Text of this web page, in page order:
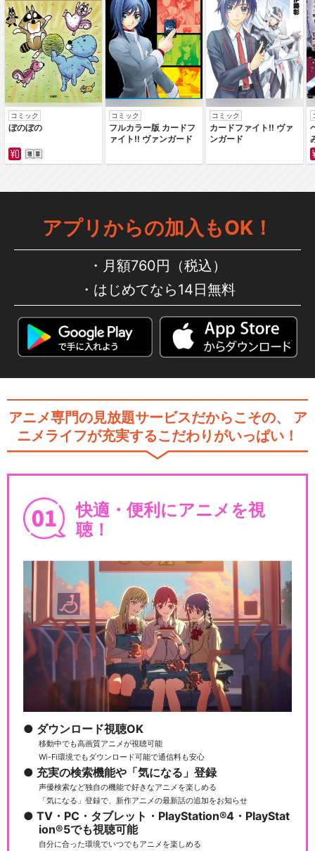
コミック
ぼのぼの
コミック
フルカラー版 カードフ
ァイト‼ ヴァンガード
コミック
カードファイト‼ ヴァ
ンガード
アプリからの加入もOK！
月額760円（税込）
はじめてなら14日無料
アニメ専門の見放題サービスだからこその、
ア
ニメライフが充実するこだわりがいっぱい！
快適・便利にアニメを視
聴！
ダウンロード視聴OK
移動中でも高画質アニメが視聴可能
Wi-Fi環境でもダウンロード可能で通信料も安心
充実の検索機能や「気になる」登録
声優検索など独自の機能で好きなアニメを楽しめる
「気になる」登録で、新作アニメの最新話の追加をお知らせ
TV・PC・タブレット・PlayStation®4・PlayStat
ion®5でも視聴可能
自分に合った環境でいつでもアニメを楽しめる